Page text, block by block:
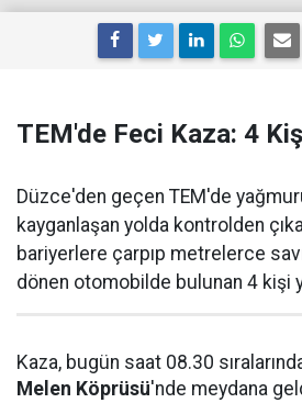
TEM'de Feci Kaza: 4
Düzce'den geçen TEM'de
kayganlaşan yolda kontrolden
bariyerlere çarpıp metrelerce
dönen otomobilde bulunan 4 kişi
Kaza, bugün saat 08.30
Melen Köprüsü'nde meydana